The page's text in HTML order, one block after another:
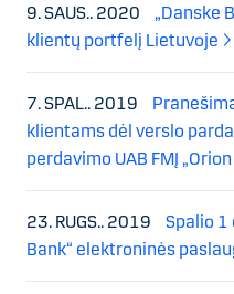
9. SAUS.. 2020
„Danske
klientų portfelį Lietuvoje
7. SPAL.. 2019
klientams dėl verslo
perdavimo UAB FMĮ
23. RUGS.. 2019
Spalio 1
Bank“ elektroninės